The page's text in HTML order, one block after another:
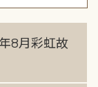
8月彩虹故